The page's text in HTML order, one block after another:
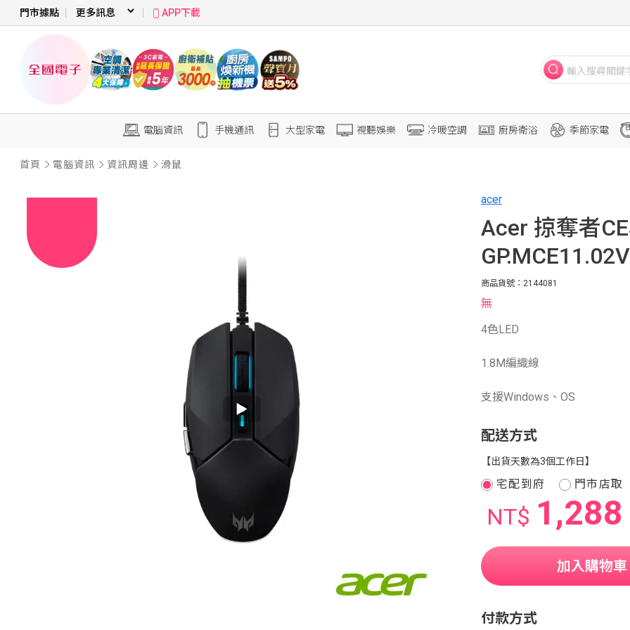
門市據點 APP下載
電腦資訊 手機通訊 大型家電 視聽娛樂 冷暖空調 廚房衛浴 季節家電
首頁 電腦資訊 資訊周邊 滑鼠
acer
Acer 掠奪者
GP.MCE11.02V
商品貨號：2144081
無
4色LED
1.8M編織線
支援Windows、OS
配送方式
【出貨天數為3個工作日】
宅配到府 門市店取
NT$ 1,288
加入購物車
付款方式